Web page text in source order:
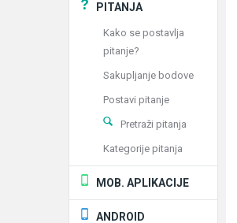
PITANJA
Kako se postavlja
pitanje?
Sakupljanje bodove
Postavi pitanje
Pretraži pitanja
Kategorije pitanja
MOB. APLIKACIJE
ANDROID